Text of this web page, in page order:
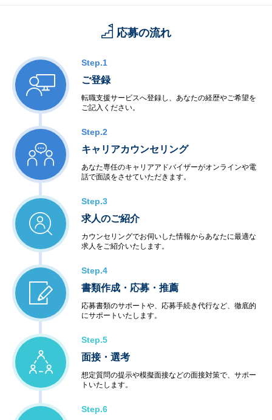
応募の流れ
Step.1
ご登録
転職支援サービスへ登録し、あなたの経歴やご希望を
ご記入ください。
Step.2
キャリアカウンセリング
あなた専任のキャリアアドバイザーがオンラインや電
話で面談をさせていただきます。
Step.3
求人のご紹介
カウンセリングでお伺いした情報からあなたに最適な
求人をご紹介いたします。
Step.4
書類作成・応募・推薦
応募書類のサポートや、応募手続き代行など、徹底的
にサポートいたします。
Step.5
面接・選考
想定質問の提示や模擬面接などの面接対策で、サポー
トいたします。
Step.6